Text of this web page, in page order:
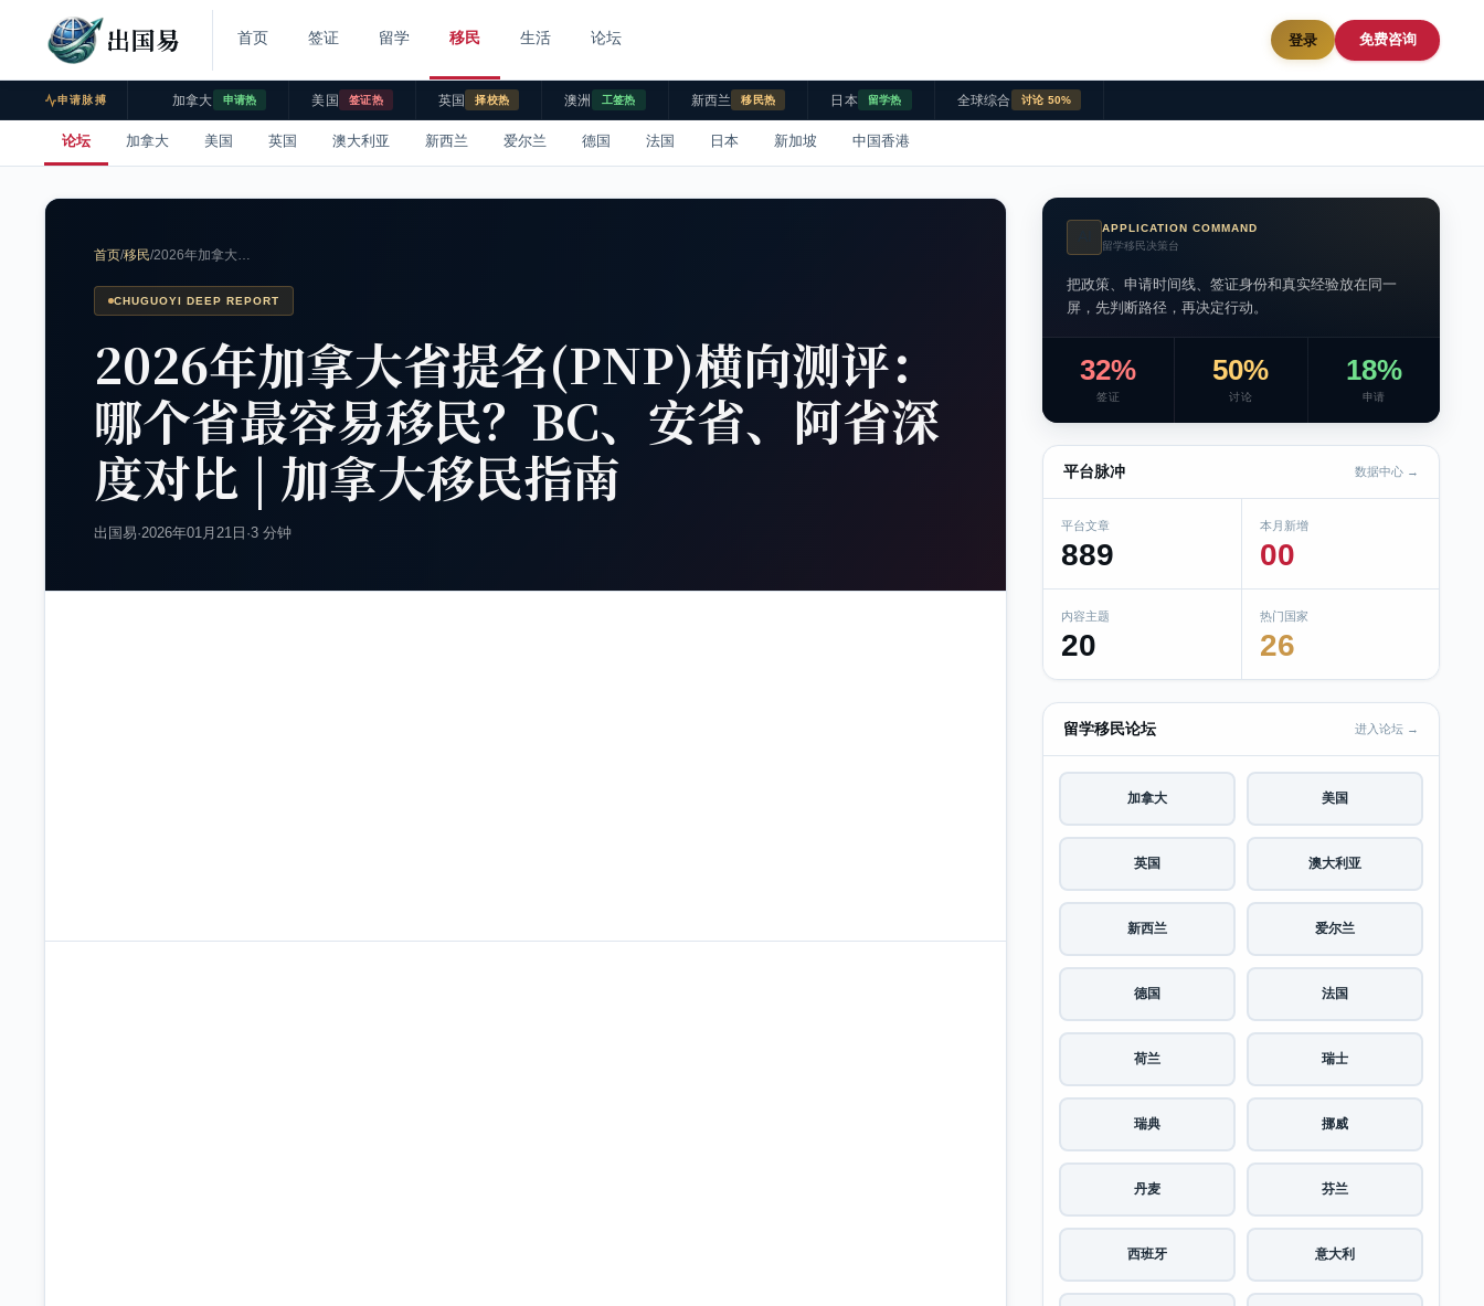
出国易 首页 签证 留学 移民 生活 论坛 登录 免费咨询
申请脉搏 加拿大 申请热 美国 签证热 英国 择校热 澳洲 工签热 新西兰 移民热 日本 留学热 全球综合 讨论 50%
论坛 加拿大 美国 英国 澳大利亚 新西兰 爱尔兰 德国 法国 日本 新加坡 中国香港
首页/移民/2026年加拿大…
CHUGUOYI DEEP REPORT
2026年加拿大省提名(PNP)横向测评：
哪个省最容易移民？BC、安省、阿省深
度对比 | 加拿大移民指南
出国易·2026年01月21日 ·3 分钟
APPLICATION COMMAND
留学移民决策台
把政策、申请时间线、签证身份和真实经验放在同一
屏，先判断路径，再决定行动。
32%
签证
50%
讨论
18%
申请
平台脉冲 数据中心 →
平台文章
889
本月新增
00
内容主题
20
热门国家
26
留学移民论坛 进入论坛 →
加拿大 美国
英国 澳大利亚
新西兰 爱尔兰
德国 法国
荷兰 瑞士
瑞典 挪威
丹麦 芬兰
西班牙 意大利